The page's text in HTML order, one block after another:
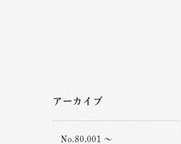
アーカイブ
No.80,001 ～